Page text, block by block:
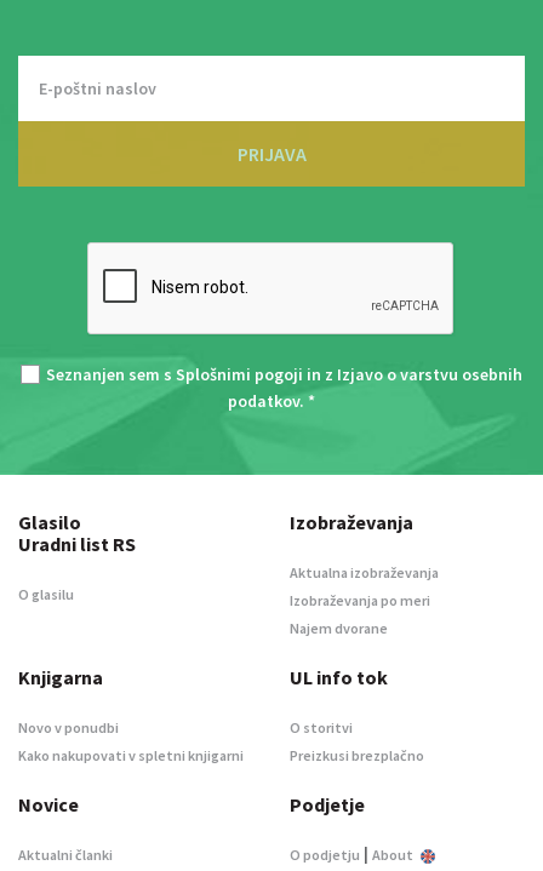
PRIJAVA
Seznanjen sem s Splošnimi pogoji in z Izjavo o varstvu osebnih
podatkov. *
Glasilo
Uradni list RS
O glasilu
Izobraževanja
Aktualna izobraževanja
Izobraževanja po meri
Najem dvorane
Knjigarna
Novo v ponudbi
Kako nakupovati v spletni knjigarni
UL info tok
O storitvi
Preizkusi brezplačno
Novice
Aktualni članki
Podjetje
O podjetju | About